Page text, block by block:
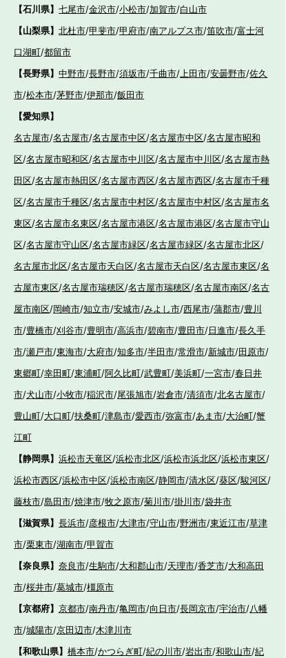
【石川県】 七尾市/金沢市/小松市/加賀市/白山市
【山梨県】 北杜市/甲斐市/甲府市/南アルプス市/笛吹市/富士河
口湖町/都留市
【長野県】 中野市/長野市/須坂市/千曲市/上田市/安曇野市/佐久
市/松本市/茅野市/伊那市/飯田市
【愛知県】
名古屋市/名古屋市/名古屋市中区/名古屋市中区/名古屋市昭和
区/名古屋市昭和区/名古屋市中川区/名古屋市中川区/名古屋市熱
田区/名古屋市熱田区/名古屋市西区/名古屋市西区/名古屋市千種
区/名古屋市千種区/名古屋市中村区/名古屋市中村区/名古屋市名
東区/名古屋市名東区/名古屋市港区/名古屋市港区/名古屋市守山
区/名古屋市守山区/名古屋市緑区/名古屋市緑区/名古屋市北区/
名古屋市北区/名古屋市天白区/名古屋市天白区/名古屋市東区/名
古屋市東区/名古屋市瑞穂区/名古屋市瑞穂区/名古屋市南区/名古
屋市南区/岡崎市/知立市/安城市/みよし市/西尾市/蒲郡市/豊川
市/豊橋市/刈谷市/豊明市/高浜市/碧南市/豊田市/日進市/長久手
市/瀬戸市/東海市/大府市/知多市/半田市/常滑市/新城市/田原市/
東郷町/幸田町/東浦町/阿久比町/武豊町/美浜町/一宮市/春日井
市/犬山市/小牧市/稲沢市/尾張旭市/岩倉市/清須市/北名古屋市/
豊山町/大口町/扶桑町/津島市/愛西市/弥富市/あま市/大治町/蟹
江町
【静岡県】 浜松市天竜区/浜松市北区/浜松市浜北区/浜松市東区/
浜松市西区/浜松市中区/浜松市南区/静岡市/清水区/葵区/駿河区/
藤枝市/島田市/焼津市/牧之原市/菊川市/掛川市/袋井市
【滋賀県】 長浜市/彦根市/大津市/守山市/野洲市/東近江市/草津
市/栗東市/湖南市/甲賀市
【奈良県】 奈良市/生駒市/大和郡山市/天理市/香芝市/大和高田
市/桜井市/葛城市/橿原市
【京都府】 京都市/南丹市/亀岡市/向日市/長岡京市/宇治市/八幡
市/城陽市/京田辺市/木津川市
【和歌山県】 橋本市/かつらぎ町/紀の川市/岩出市/和歌山市/紀